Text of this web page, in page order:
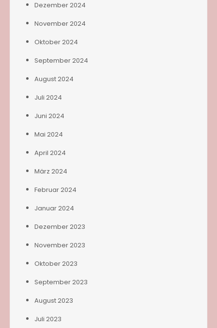
Dezember 2024
November 2024
Oktober 2024
September 2024
August 2024
Juli 2024
Juni 2024
Mai 2024
April 2024
März 2024
Februar 2024
Januar 2024
Dezember 2023
November 2023
Oktober 2023
September 2023
August 2023
Juli 2023